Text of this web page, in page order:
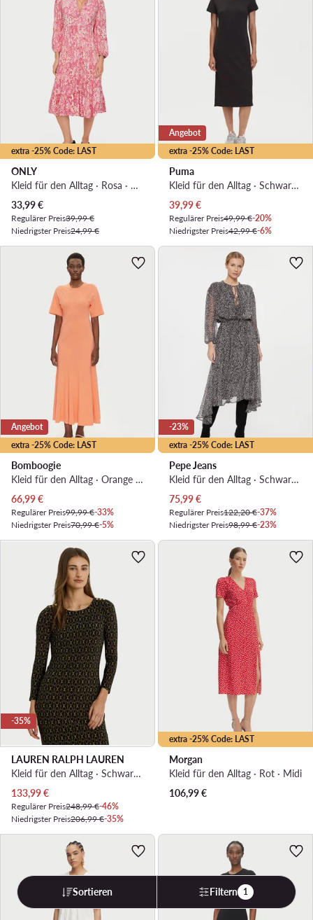
extra -25% Code: LAST
ONLY
Kleid für den Alltag · Rosa · Midi
Aktueller Preis
33,99€
Regulärer Preis39,99 €
Niedrigster Preis24,99 €
extra -25% Code: LAST
Angebot
Puma
Kleid für den Alltag · Schwarz · Midi
Aktueller Preis
39,99€
Regulärer Preis49,99 €-20%
Niedrigster Preis42,99 €-6%
extra -25% Code: LAST
Angebot
Bomboogie
Kleid für den Alltag · Orange · Midi
Aktueller Preis
66,99€
Regulärer Preis99,99 €-33%
Niedrigster Preis70,99 €-5%
extra -25% Code: LAST
-23%
Pepe Jeans
Kleid für den Alltag · Schwarz · Midi
Aktueller Preis
75,99€
Regulärer Preis122,20 €-37%
Niedrigster Preis98,99 €-23%
-35%
LAUREN RALPH LAUREN
Kleid für den Alltag · Schwarz · Midi
Aktueller Preis
133,99€
Regulärer Preis248,99 €-46%
Niedrigster Preis206,99 €-35%
extra -25% Code: LAST
Morgan
Kleid für den Alltag · Rot · Midi
106,99€
Sortieren Filtern 1